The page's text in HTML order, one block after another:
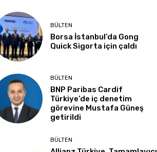
BÜLTEN
Borsa İstanbul’da Gong
Quick Sigorta için çaldı
BÜLTEN
BNP Paribas Cardif
Türkiye’de iç denetim
görevine Mustafa Güneş
getirildi
BÜLTEN